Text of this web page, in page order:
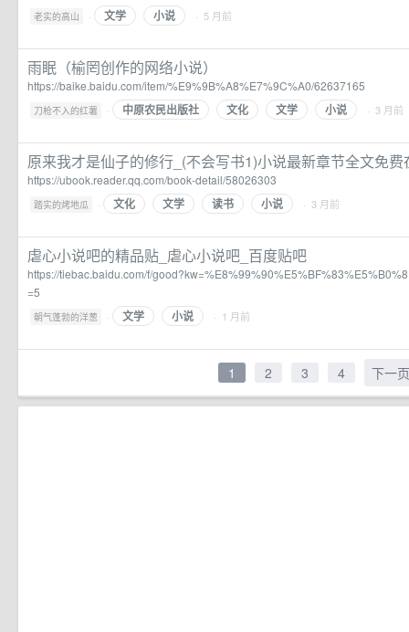
老实的高山 · 文学 小说 · 5 月前
雨眠（榆罔创作的网络小说）
https://baike.baidu.com/item/%E9%9B%A8%E7%9C%A0/62637165
刀枪不入的红薯 · 中原农民出版社 文化 文学 小说 · 3 月前
原来我才是仙子的修行_(不会写书1)小说最新章节全文免
https://ubook.reader.qq.com/book-detail/58026303
踏实的烤地瓜 · 文化 文学 读书 小说 · 3 月前
虐心小说吧的精品贴_虐心小说吧_百度贴吧
https://tiebac.baidu.com/f/
=5
朝气蓬勃的洋葱 · 文学 小说 · 1 月前
1 2 3 4 下一页